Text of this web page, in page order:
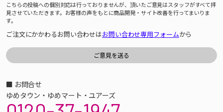
こちらの投稿への個別対応は行っておりませんが、頂いたご意見はスタッフがすべて拝
見させていただきます。お客様の声をもとに商品開発・サイト改善を行ってまいりま
す。
ご注文にかかわるお問い合わせはお問い合わせ専用フォームから
■ お問合せ
ゆめタウン・ゆめマート・ユアーズ